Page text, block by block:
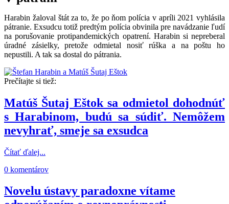
Harabin žaloval štát za to, že po ňom polícia v apríli 2021 vyhlásila
pátranie. Exsudcu totiž predtým polícia obvinila pre navádzanie ľudí
na porušovanie protipandemických opatrení. Harabin si nepreberal
úradné zásielky, pretože odmietal nosiť rúška a na poštu ho
nepustili. A tak sa dostal do pátrania.
Prečítajte si tiež:
Matúš Šutaj Eštok sa odmietol dohodnúť
s Harabinom, budú sa súdiť. Nemôžem
nevyhrať, smeje sa exsudca
Čítať ďalej...
0 komentárov
Novelu ústavy paradoxne vítame